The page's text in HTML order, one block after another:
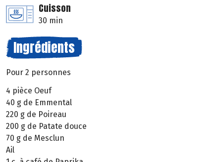
Cuisson
30 min
Ingrédients
Pour 2 personnes
4 pièce Oeuf
40 g de Emmental
220 g de Poireau
200 g de Patate douce
70 g de Mesclun
Ail